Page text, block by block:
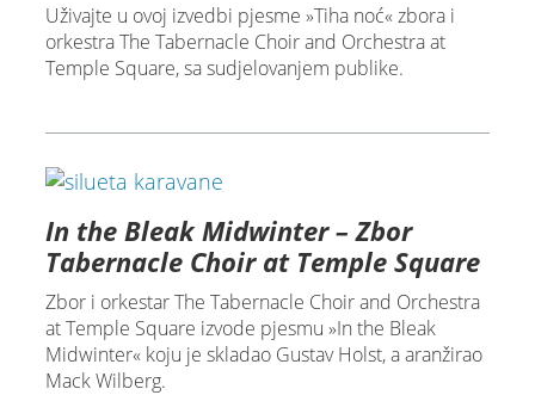
Uživajte u ovoj izvedbi pjesme »Tiha noć« zbora i
orkestra The Tabernacle Choir and Orchestra at
Temple Square, sa sudjelovanjem publike.
In the Bleak Midwinter – Zbor
Tabernacle Choir at Temple Square
Zbor i orkestar The Tabernacle Choir and Orchestra
at Temple Square izvode pjesmu »In the Bleak
Midwinter« koju je skladao Gustav Holst, a aranžirao
Mack Wilberg.